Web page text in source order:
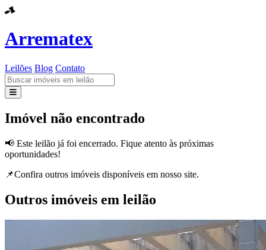
Arrematex
Leilões Blog Contato
Leilões
Imóvel não encontrado
📢 Este leilão já foi encerrado. Fique atento às próximas
oportunidades!
📌Confira outros imóveis disponíveis em nosso site.
Outros imóveis em leilão